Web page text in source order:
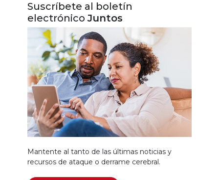
Suscríbete al boletín
electrónicoJuntos
Mantente al tanto de las últimas noticias y
recursos de ataque o derrame cerebral.